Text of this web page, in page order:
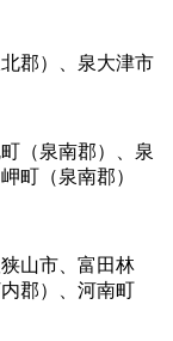
郡）、泉大津市
（泉南郡）、泉
町（泉南郡）
山市、富田林
郡）、河南町